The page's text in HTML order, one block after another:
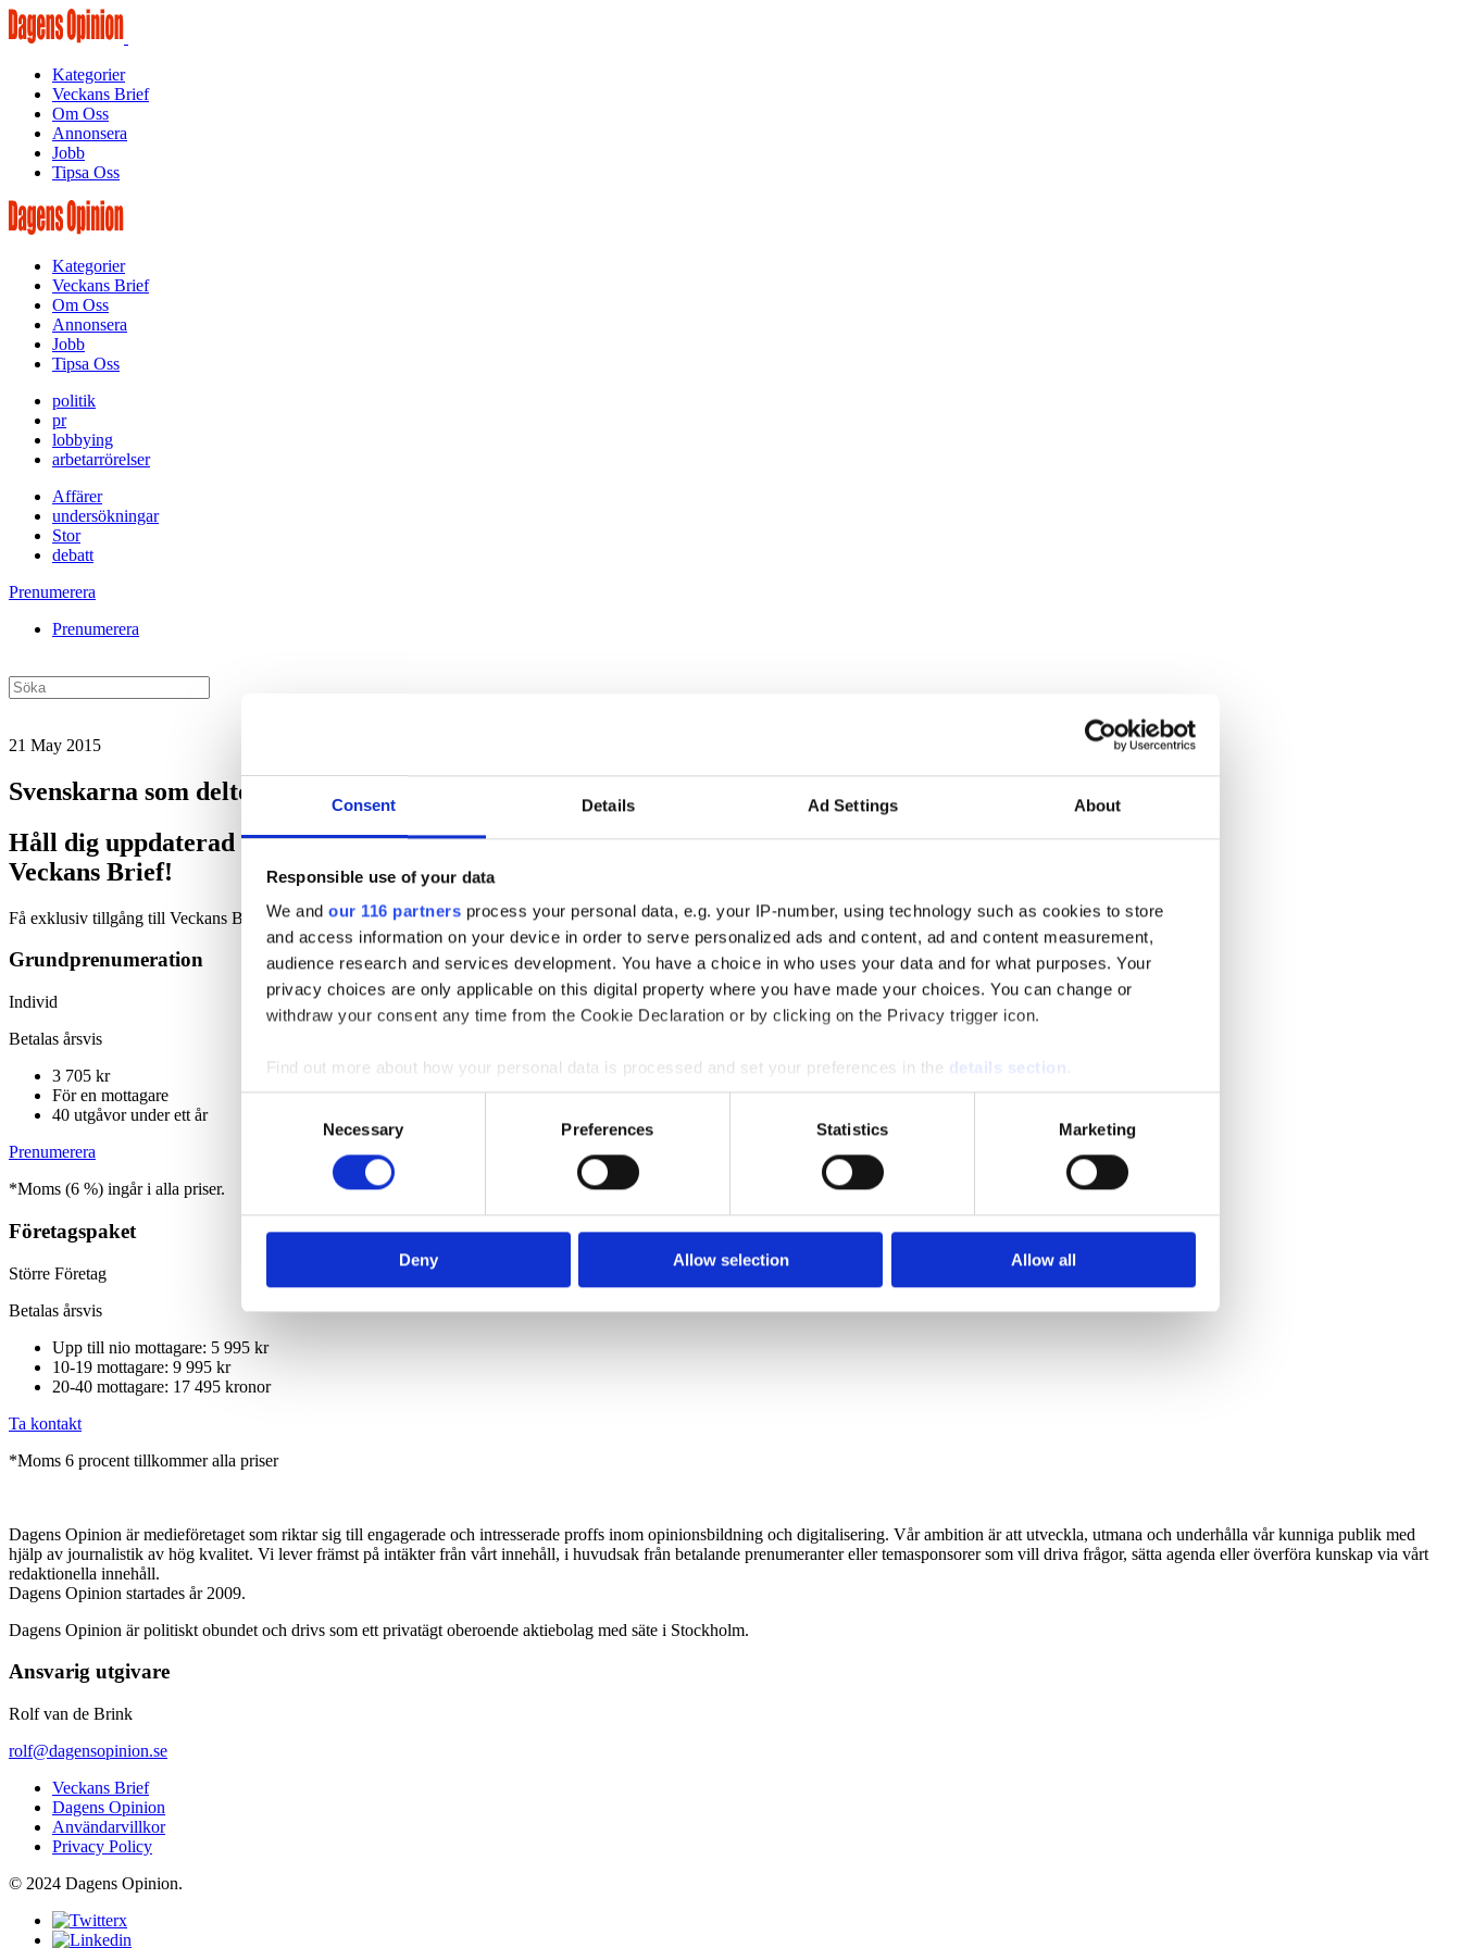
Consent Details Ad Settings About
Responsible use of your data
We and our 116 partners process your personal data, e.g. your IP-number, using technology such as cookies to store
and access information on your device in order to serve personalized ads and content, ad and content measurement,
audience research and services development. You have a choice in who uses your data and for what purposes. Your
privacy choices are only applicable on this digital property where you have made your choices. You can change or
withdraw your consent any time from the Cookie Declaration or by clicking on the Privacy trigger icon.
Find out more about how your personal data is processed and set your preferences in the details section
We use cookies to personalise content and ads, to provide social media features and to analyse our traffic. We also share
information about your use of our site with our social media, advertising and analytics partners who may combine it with
other information that you’ve provided to them or that they’ve collected from your use of their services.
Necessary Preferences Statistics Marketing
Deny Allow selection Allow all
Kategorier
Veckans Brief
Om Oss
Annonsera
Jobb
Tipsa Oss
Kategorier
Veckans Brief
Om Oss
Annonsera
Jobb
Tipsa Oss
politik
pr
lobbying
arbetarrörelser
Affärer
undersökningar
Stor
debatt
Prenumerera
Prenumerera
21 May 2015
Svenskarna som deltog i slaget om Storbritannien
Håll dig uppdaterad med
Veckans Brief!
Få exklusiv tillgång till Veckans Brief, den essentiella läsningen för alla som driver opinionsbildning och samhällsförändring, genom en prenumeration på Dagens Opinion.
Grundprenumeration
Individ
Betalas årsvis
3 705 kr
För en mottagare
40 utgåvor under ett år
Prenumerera
*Moms (6 %) ingår i alla priser.
Företagspaket
Större Företag
Betalas årsvis
Upp till nio mottagare: 5 995 kr
10-19 mottagare: 9 995 kr
20-40 mottagare: 17 495 kronor
Ta kontakt
*Moms 6 procent tillkommer alla priser
Dagens Opinion är medieföretaget som riktar sig till engagerade och intresserade proffs inom opinionsbildning och digitalisering. Vår ambition är att utveckla, utmana och underhålla vår kunniga publik med
hjälp av journalistik av hög kvalitet. Vi lever främst på intäkter från vårt innehåll, i huvudsak från betalande prenumeranter eller temasponsorer som vill driva frågor, sätta agenda eller överföra kunskap via vårt
redaktionella innehåll.
Dagens Opinion startades år 2009.
Dagens Opinion är politiskt obundet och drivs som ett privatägt oberoende aktiebolag med säte i Stockholm.
Ansvarig utgivare
Rolf van de Brink
rolf@dagensopinion.se
Veckans Brief
Dagens Opinion
Användarvillkor
Privacy Policy
© 2024 Dagens Opinion.